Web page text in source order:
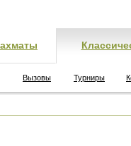
Вызовы Турниры